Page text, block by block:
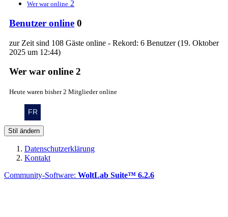
Wer war online 2
Benutzer online 0
zur Zeit sind 108 Gäste online - Rekord: 6 Benutzer (19. Oktober
2025 um 12:44)
Wer war online 2
Heute waren bisher 2 Mitglieder online
Stil ändern
Datenschutzerklärung
Kontakt
Community-Software: WoltLab Suite™ 6.2.6